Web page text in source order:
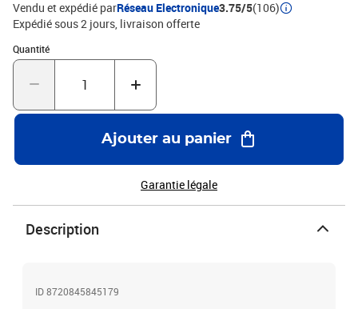
d'un piquet de terre pour le grand boulon inférieur, ce qui permet de
bien verrouiller le portail de terrasse.Assemblage facile : le
portillon de jardin en acier est doté de deux poteaux latéraux avec
des charnières à boulon pour une installation facile.Couleur :
vertMatériau : acier galvanisé avec une finition enduite de
panneau : 125 cmDiamètre du poteau : 6 cmDimensions de la
maille : 5 x 5 cm (L x l)Comprend un piquet de terreLa livraison
comprend également 2 jeux de serrures et 6 clés.L'assemblage est
requis
Vendu et expédié parRéseau Electronique3.75/5(106)
Expédié sous 2 jours livraison offerte
Quantité
Quantité : 1
Ajouter au panier
Garantie légale
Description
ID 8720845845179